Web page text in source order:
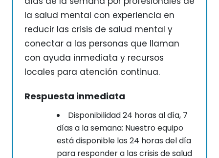
la salud mental con experiencia en
reducir las crisis de salud mental y
conectar a las personas que llaman
con ayuda inmediata y recursos
locales para atención continua.
Respuesta inmediata
Disponibilidad 24 horas al día, 7
días a la semana: Nuestro equipo
está disponible las 24 horas del día
para responder a las crisis de salud